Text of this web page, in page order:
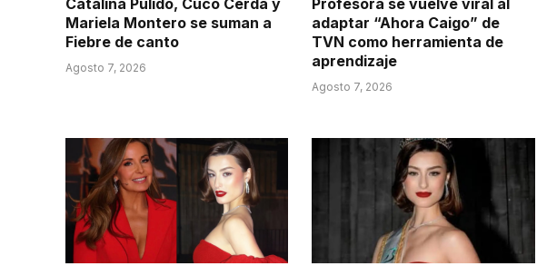
Catalina Pulido, Cuco Cerda y
Mariela Montero se suman a
Fiebre de canto
Agosto 7, 2026
Profesora se vuelve viral al
adaptar “Ahora Caigo” de
TVN como herramienta de
aprendizaje
Agosto 7, 2026